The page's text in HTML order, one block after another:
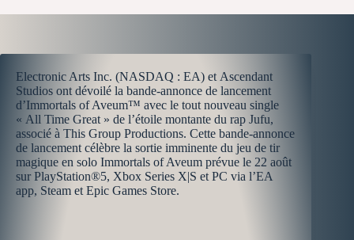
Electronic Arts Inc. (NASDAQ : EA) et Ascendant
Studios ont dévoilé la bande-annonce de lancement
d’Immortals of Aveum™ avec le tout nouveau single
« All Time Great » de l’étoile montante du rap Jufu,
associé à This Group Productions. Cette bande-annonce
de lancement célèbre la sortie imminente du jeu de tir
magique en solo Immortals of Aveum prévue le 22 août
sur PlayStation®5, Xbox Series X|S et PC via l’EA
app, Steam et Epic Games Store.